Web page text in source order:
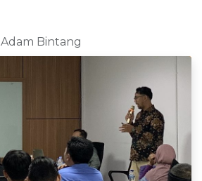
Adam Bintang